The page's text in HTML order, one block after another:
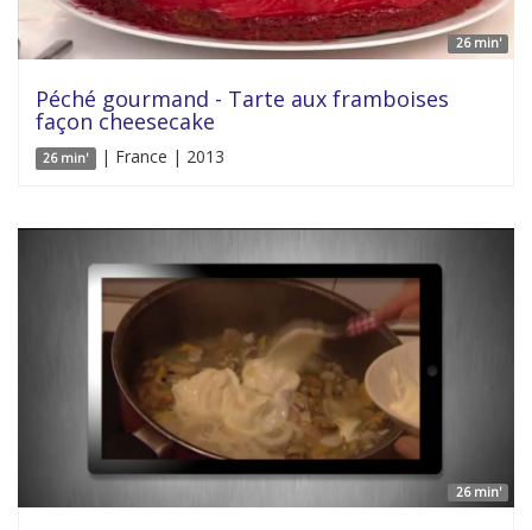
26 min'
Péché gourmand - Tarte aux framboises
façon cheesecake
26 min' | France | 2013
26 min'